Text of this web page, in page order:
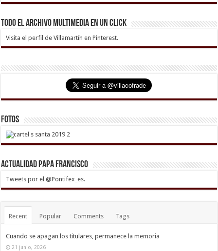
Todo el archivo multimedia en un click
Visita el perfil de Villamartín en Pinterest.
Fotos
Actualidad Papa Francisco
Tweets por el @Pontifex_es.
Recent Popular Comments Tags
Cuando se apagan los titulares, permanece la memoria
21 junio, 2026